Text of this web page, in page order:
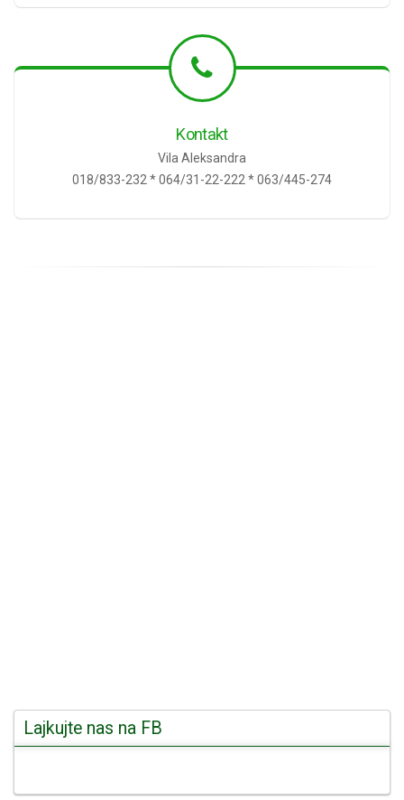
Kontakt
Vila Aleksandra
018/833-232 * 064/31-22-222 * 063/445-274
Lajkujte nas na FB